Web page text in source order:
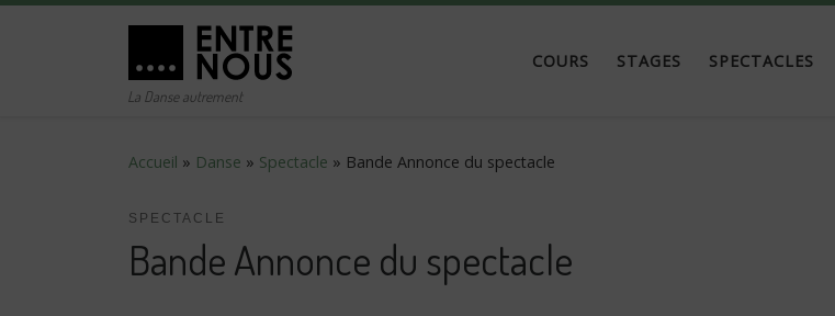
Passer au contenu
La Danse autrement
COURS STAGES SPECTACLES
Accueil » Danse » Spectacle » Bande Annonce du spectacle
SPECTACLE
Bande Annonce du spectacle